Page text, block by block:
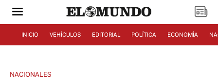
INICIO VEHÍCULOS EDITORIAL POLÍTICA ECONOMÍA
NACIONALES